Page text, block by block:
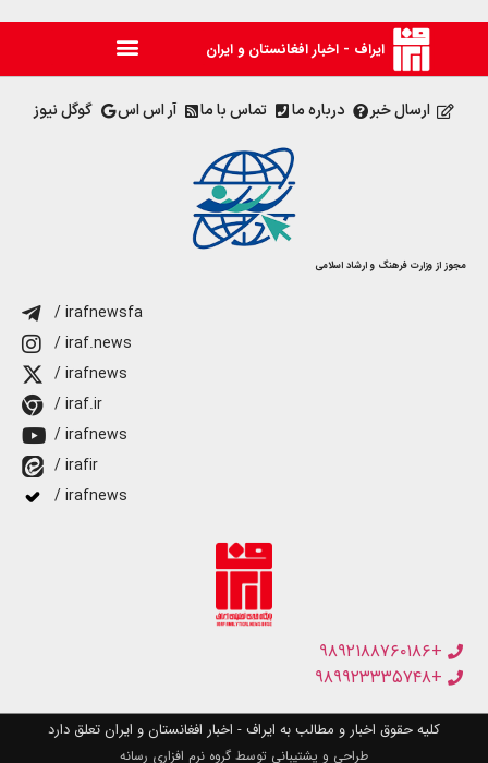
ایراف - اخبار افغانستان و ایران
ارسال خبر درباره ما تماس با ما آر اس اس گوگل نیوز
مجوز از وزارت فرهنگ و ارشاد اسلامی
/ irafnewsfa
/ iraf.news
/ irafnews
/ iraf.ir
/ irafnews
/ irafir
/ irafnews
+۹۸۹۲۱۸۸۷۶۰۱۸۶
+۹۸۹۹۲۳۳۳۵۷۴۸
کلیه حقوق اخبار و مطالب به ایراف - اخبار افغانستان و ایران تعلق دارد
طراحی و پشتیبانی توسط گروه نرم افزاری رسانه